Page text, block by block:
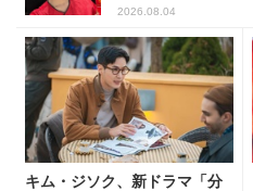
2026.08.04
キム・ジソク、新ドラマ「分